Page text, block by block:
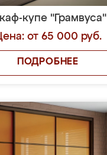
купе "Грамвуса"
от 65 000 руб.
ПОДРОБНЕЕ